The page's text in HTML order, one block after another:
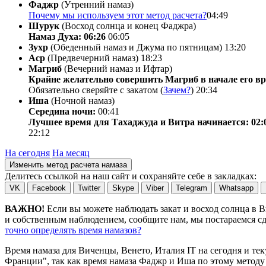
Фаджр (Утренний намаз)
Почему мы используем этот метод расчета?04:49
Шурук (Восход солнца и конец Фаджра)
Намаз Духа: 06:26 06:05
Зухр (Обеденный намаз и Джума по пятницам) 13:20
Аср (Предвечерний намаз) 18:23
Магриб (Вечерний намаз и Ифтар)
Крайне желательно совершить Магриб в начале его
Обязательно сверяйте с закатом (Зачем?) 20:34
Иша (Ночной намаз)
Середина ночи: 00:41
Лучшее время для Тахаджуда и Витра начинается:
22:12
На сегодня На месяц
Изменить метод расчета намаза
Делитесь ссылкой на наш сайт и сохраняйте себе в закладках:
VK Facebook Twitter Skype Viber Telegram Whatsapp
ВАЖНО! Если вы можете наблюдать закат и восход солнца
и собственным наблюдением, сообщите нам, мы постараемся
точно определять время намазов?
Время намаза для Виченцы, Венето, Италия IT на сегодня и
Франции", так как время намаза Фаджр и Иша по этому методу